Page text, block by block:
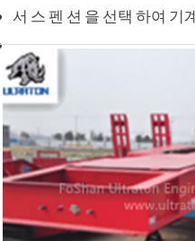
서 스 펜 션 을 선택 하여 기